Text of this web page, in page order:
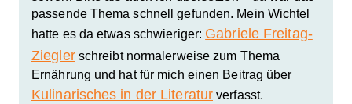
passende Thema schnell gefunden. Mein Wichtel
hatte es da etwas schwieriger: Gabriele Freitag-
Zieglerschreibt normalerweise zum Thema
Ernährung und hat für mich einen Beitrag über
Kulinarisches in der Literatur verfasst.